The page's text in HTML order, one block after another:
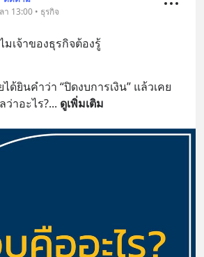
า 13:00 • ธุรกิจ
เจ้าของธุรกิจต้องรู้
ด้ยินคำว่า “ปิดงบการเงิน” แล้วเคย
าอะไร?... ดูเพิ่มเติม